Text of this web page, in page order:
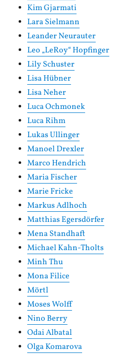
Kim Gjarmati
Lara Sielmann
Leander Neurauter
Leo „LeRoy“ Hopfinger
Lily Schuster
Lisa Hübner
Lisa Neher
Luca Ochmonek
Luca Rihm
Lukas Ullinger
Manoel Drexler
Marco Hendrich
Maria Fischer
Marie Fricke
Markus Adlhoch
Matthias Egersdörfer
Mena Standhaft
Michael Kahn-Tholts
Minh Thu
Mona Filice
Mörtl
Moses Wolff
Nino Berry
Odai Albatal
Olga Komarova